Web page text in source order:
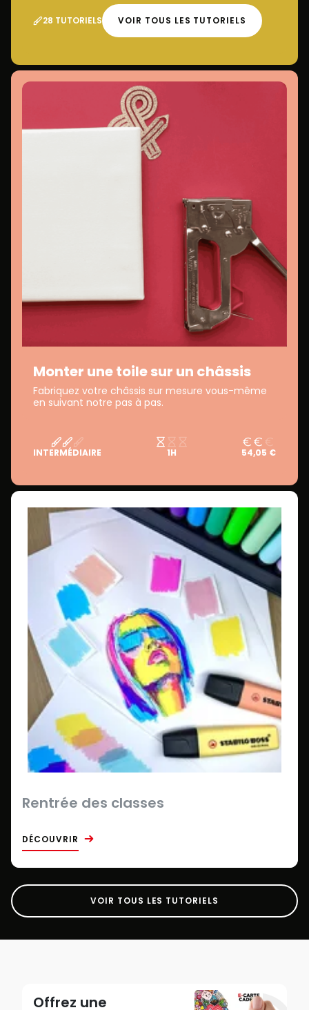
28 TUTORIELS VOIR TOUS LES TUTORIELS
Monter une toile sur un châssis
Fabriquez votre châssis sur mesure vous-même
en suivant notre pas à pas.
INTERMÉDIAIRE 1H 54,05 €
Rentrée des classes
DÉCOUVRIR
VOIR TOUS LES TUTORIELS
Offrez une